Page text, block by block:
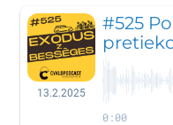
13.2.2025
#525
0:00